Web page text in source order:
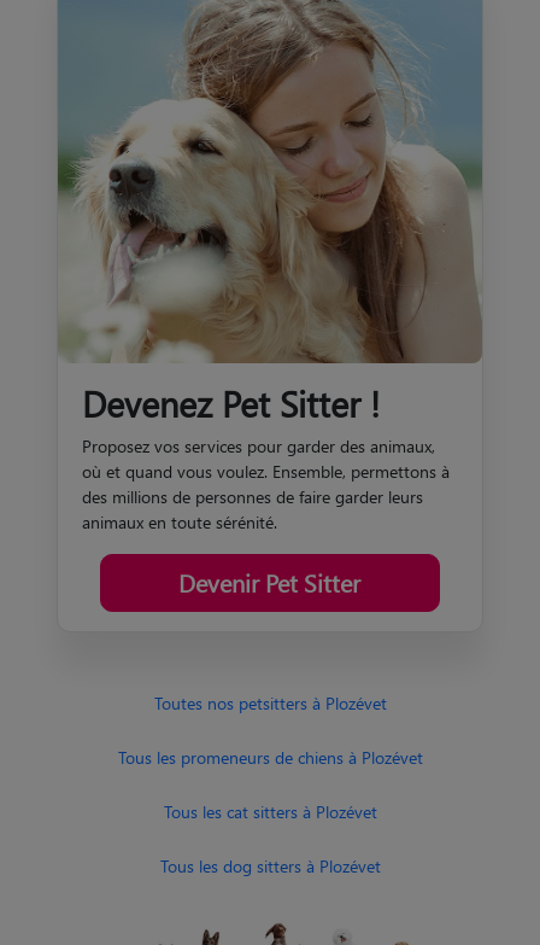
Devenez Pet Sitter !
Proposez vos services pour garder des animaux,
où et quand vous voulez. Ensemble, permettons à
des millions de personnes de faire garder leurs
animaux en toute sérénité.
Devenir Pet Sitter
Toutes nos petsitters à Plozévet
Tous les promeneurs de chiens à Plozévet
Tous les cat sitters à Plozévet
Tous les dog sitters à Plozévet